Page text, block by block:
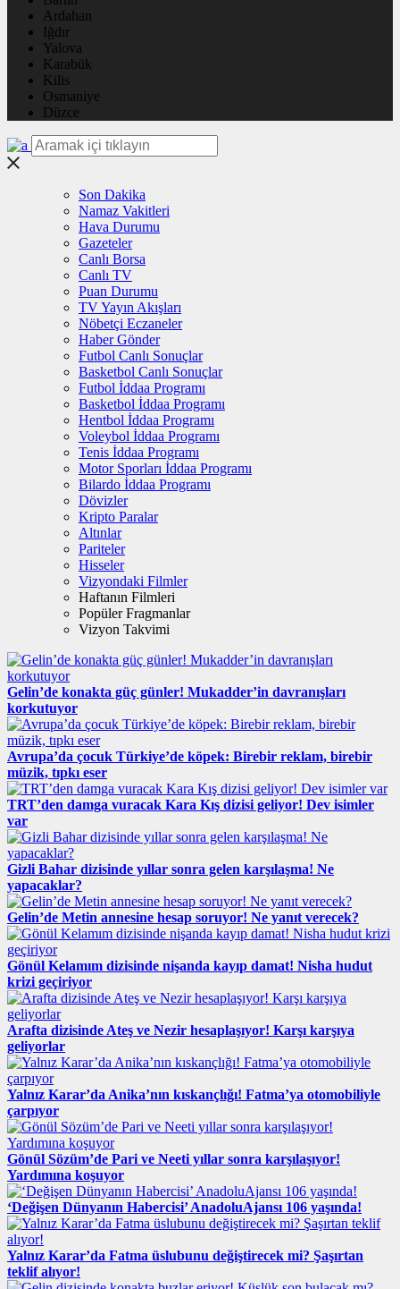
Ardahan
Iğdır
Yalova
Karabük
Kilis
Osmaniye
Düzce
Son Dakika
Namaz Vakitleri
Hava Durumu
Gazeteler
Canlı Borsa
Canlı TV
Puan Durumu
TV Yayın Akışları
Nöbetçi Eczaneler
Haber Gönder
Futbol Canlı Sonuçlar
Basketbol Canlı Sonuçlar
Futbol İddaa Programı
Basketbol İddaa Programı
Hentbol İddaa Programı
Voleybol İddaa Programı
Tenis İddaa Programı
Motor Sporları İddaa Programı
Bilardo İddaa Programı
Dövizler
Kripto Paralar
Altınlar
Pariteler
Hisseler
Vizyondaki Filmler
Haftanın Filmleri
Popüler Fragmanlar
Vizyon Takvimi
Gelin’de konakta güç günler! Mukadder’in davranışları
korkutuyor
Avrupa’da çocuk Türkiye’de köpek: Birebir reklam, birebir
müzik, tıpkı eser
TRT’den damga vuracak Kara Kış dizisi geliyor! Dev isimler
var
Gizli Bahar dizisinde yıllar sonra gelen karşılaşma! Ne
yapacaklar?
Gelin’de Metin annesine hesap soruyor! Ne yanıt verecek?
Gönül Kelamım dizisinde nişanda kayıp damat! Nisha hudut
krizi geçiriyor
Arafta dizisinde Ateş ve Nezir hesaplaşıyor! Karşı karşıya
geliyorlar
Yalnız Karar’da Anika’nın kıskançlığı! Fatma’ya otomobiliyle
çarpıyor
Gönül Sözüm’de Pari ve Neeti yıllar sonra karşılaşıyor!
Yardımına koşuyor
‘Değişen Dünyanın Habercisi’ AnadoluAjansı 106 yaşında!
Yalnız Karar’da Fatma üslubunu değiştirecek mi? Şaşırtan
teklif alıyor!